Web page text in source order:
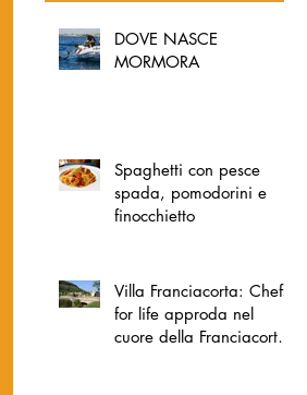
DOVE NASCE
MORMORA
Spaghetti con pesce
spada, pomodorini e
finocchietto
Villa Franciacorta: Chefs
for life approda nel
cuore della Franciacorta,